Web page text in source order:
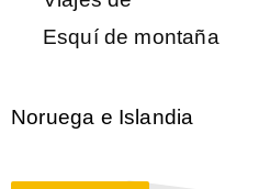
Esquí de montaña
Noruega e Islandia